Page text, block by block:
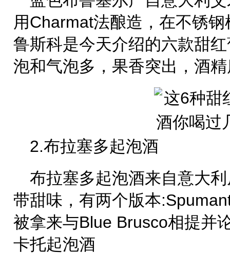
用Charmat法酿造，在不锈
鲁斯科是今天介绍的六款甜
泡和气泡多，果香突出，酒
2.布拉塞多起泡酒
布拉塞多起泡酒来自意大
带甜味，有两个版本
被拿来与Blue Brusco相提并
卡托起泡酒